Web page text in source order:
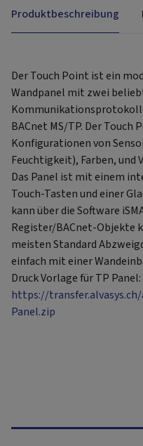
Produktbeschreibung
Der Touch Point ist ein
Wandpanel mit zwei
BACnet MS/TP. Der Touch
Konfigurationen von
Feuchtigkeit), Farben, und
Das Panel ist mit einem
Touch-Tasten und einer
kann über die Software
Register/BACnet-Objekte
meisten Standard
einfach mit einer
Druck Vorlage für TP Panel:
https://transfer.alvasys.ch/
Panel.zip